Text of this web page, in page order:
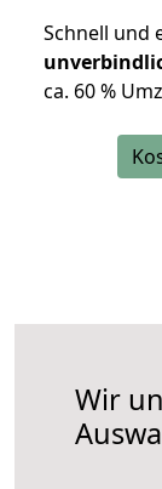
Schnell und
ca. 60 %
Wir